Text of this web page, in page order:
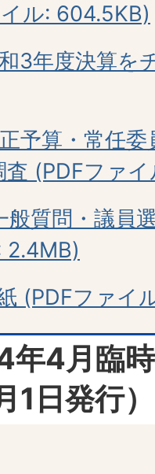
ル: 604.5KB)
3年度決算を
予算・常任委
査 (PDFファ
般質問・議員
2.4MB)
(PDFファイ
年4月臨
1日発行）